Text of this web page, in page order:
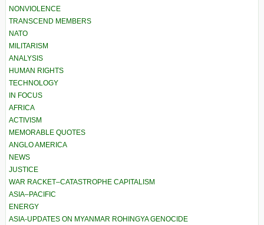
NONVIOLENCE
TRANSCEND MEMBERS
NATO
MILITARISM
ANALYSIS
HUMAN RIGHTS
TECHNOLOGY
IN FOCUS
AFRICA
ACTIVISM
MEMORABLE QUOTES
ANGLO AMERICA
NEWS
JUSTICE
WAR RACKET–CATASTROPHE CAPITALISM
ASIA–PACIFIC
ENERGY
ASIA-UPDATES ON MYANMAR ROHINGYA GENOCIDE